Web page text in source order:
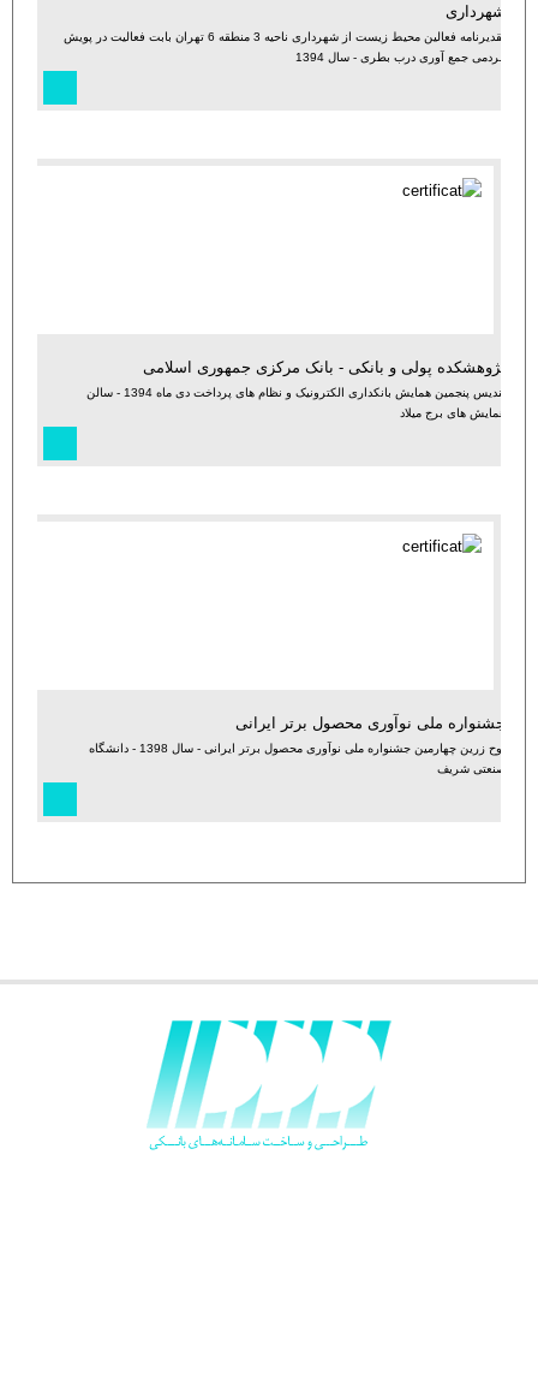
شهرداری
تقدیرنامه فعالین محیط زیست از شهرداری ناحیه 3 منطقه 6 تهران بابت فعالیت در پویش
مردمی جمع آوری درب بطری - سال 1394
پژوهشکده پولی و بانکی - بانک مرکزی جمهوری اسلامی
تندیس پنجمین همایش بانکداری الکترونیک و نظام های پرداخت دی ماه 1394 - سالن
همایش های برج میلاد
جشنواره ملی نوآوری محصول برتر ایرانی
لوح زرین چهارمین جشنواره ملی نوآوری محصول برتر ایرانی - سال 1398 - دانشگاه
صنعتی شریف